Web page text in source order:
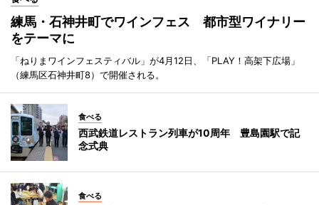
練馬・石神井町でワインフェス 都市型ワイナリー
をテーマに
「ねりまワインフェスティバル」が4月12日、「PLAY！高架下広場」
（練馬区石神井町8）で開催される。
食べる
西武鉄道レストラン列車が10周年 豊島園駅で記
念式典
食べる